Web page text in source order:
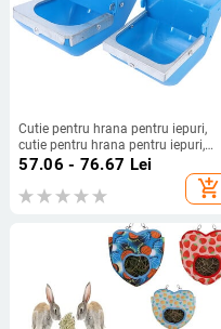
Cutie pentru hrana pentru iepuri,
cutie pentru hrana pentru iepuri,
cusca pentru iepuri, cutie pentru
hrana pentru iepuri, cutie de hrana
pentru fermă
57.06 - 76.67 Lei
add_shopping_cart